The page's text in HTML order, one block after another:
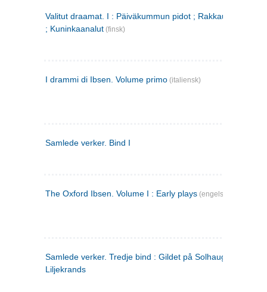
Valitut draamat. I : Päiväkummun pidot ; Rakkauden
; Kuninkaanalut (finsk)
I drammi di Ibsen. Volume primo (italiensk)
Samlede verker. Bind I
The Oxford Ibsen. Volume I : Early plays (engelsk)
Samlede verker. Tredje bind : Gildet på Solhaug ; Olaf
Liljekrands